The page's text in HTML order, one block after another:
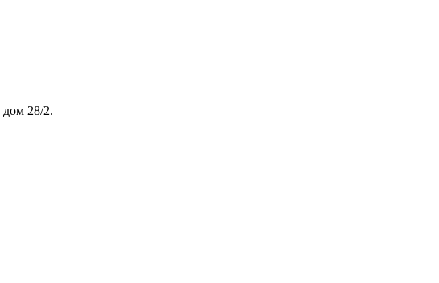
дом 28/2.